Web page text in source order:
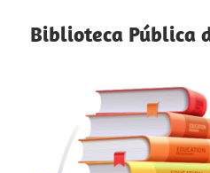
Biblioteca Pública